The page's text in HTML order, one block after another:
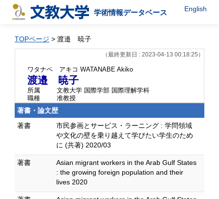
学術情報データベース English
TOPページ > 渡邉 暁子
（最終更新日 : 2023-04-13 00:18:25）
ワタナベ アキコ WATANABE Akiko
渡邉 暁子
所属
文教大学 国際学部 国際理解学科
職種
准教授
著書・論文歴
著書
市民参画とサービス・ラーニング : 学問領域
や文化の壁を乗り越えて学びたい学生のため
に (共著) 2020/03
著書
Asian migrant workers in the Arab Gulf States
: the growing foreign population and their
lives 2020